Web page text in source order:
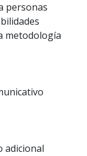
personas
metodología
adicional